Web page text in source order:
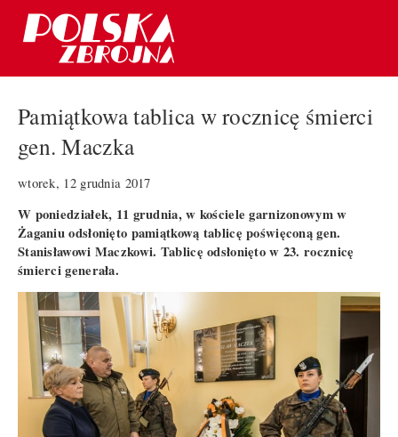
Pamiątkowa tablica w rocznicę śmierci
gen. Maczka
wtorek, 12 grudnia 2017
W poniedziałek, 11 grudnia, w kościele garnizonowym w
Żaganiu odsłonięto pamiątkową tablicę poświęconą gen.
Stanisławowi Maczkowi. Tablicę odsłonięto w 23. rocznicę
śmierci generała.